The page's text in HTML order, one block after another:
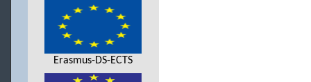
Erasmus-DS-ECTS